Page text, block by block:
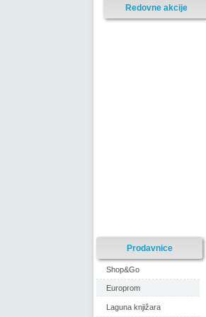
Redovne akcije
Prodavnice
Shop&Go
Europrom
Laguna knjižara